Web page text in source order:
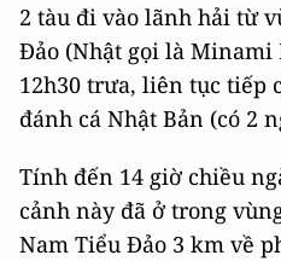
2 tàu đi vào lãnh hải từ
Đảo (Nhật gọi là
12h30 trưa, liên tục tiếp
đánh cá Nhật Bản (có 2
Tính đến 14 giờ chiều
cảnh này đã ở trong
Nam Tiểu Đảo 3 km về